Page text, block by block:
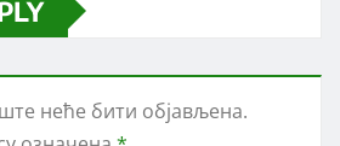
неће бити објављена.